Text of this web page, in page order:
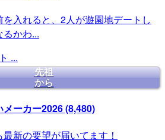
入れると、2人が遊園地デートし
かわ...
...
先祖
から
メーカー2026(8,480)
新の要望が届いてます！